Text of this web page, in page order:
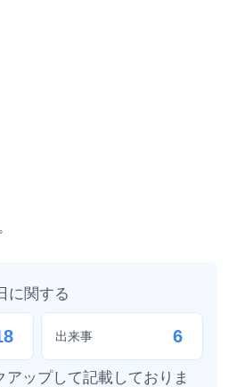
に関する
出来事 6
アップして記載しておりま